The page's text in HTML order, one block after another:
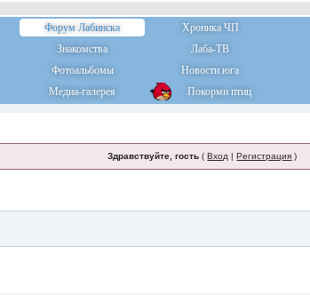
Форум Лабинска
Хроника ЧП
Знакомства
Лаба-ТВ
Фотоальбомы
Новости юга
Медиа-галерея Покорми птиц
Здравствуйте, гость (Вход |Регистрация )